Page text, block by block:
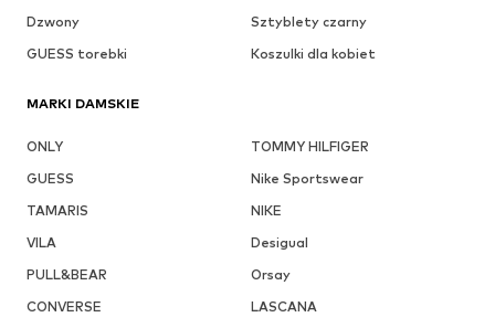
Dzwony
Sztyblety czarny
GUESS torebki
Koszulki dla kobiet
MARKI DAMSKIE
ONLY
TOMMY HILFIGER
GUESS
Nike Sportswear
TAMARIS
NIKE
VILA
Desigual
PULL&BEAR
Orsay
CONVERSE
LASCANA